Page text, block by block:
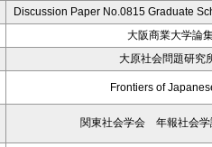
Discussion Paper No.0815 Graduate
大阪商業大学論
大原社会問題研究
Frontiers of
関東社会学会 年報社会